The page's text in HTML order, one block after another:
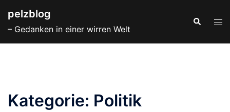
Inhalt
springen
pelzblog
– Gedanken in einer wirren Welt
Suche
Kategorie: Politik